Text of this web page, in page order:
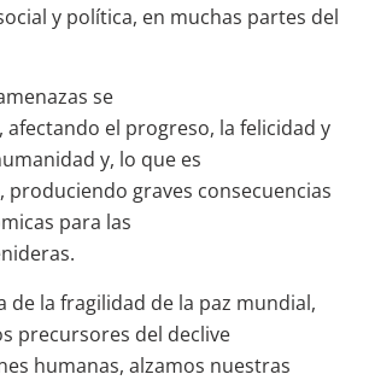
y política, en muchas partes del
se
afectando el progreso, la felicidad y
y, lo que es
graves consecuencias
para las
de la fragilidad de la paz mundial,
precursores del declive
humanas, alzamos nuestras